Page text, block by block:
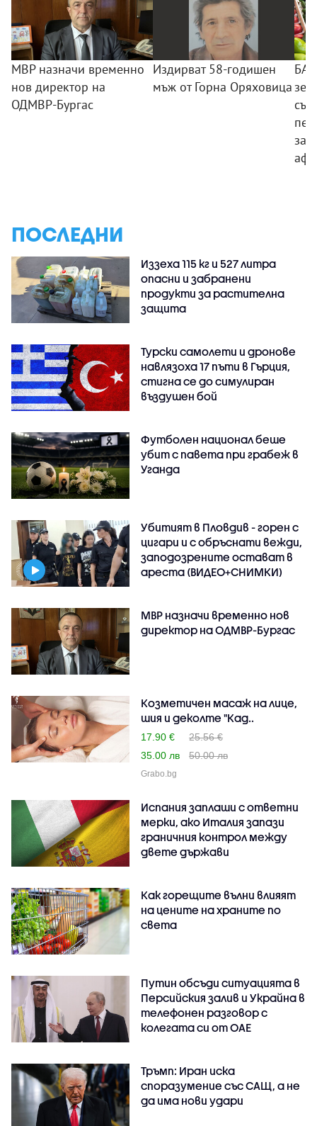
МВР назначи временно
нов директор на
ОДМВР-Бургас
Издирват 58-годишен
мъж от Горна Оряховица
ПОСЛЕДНИ
Иззеха 115 кг и 527 литра
опасни и забранени
продукти за растителна
защита
Турски самолети и дронове
навлязоха 17 пъти в Гърция,
стигна се до симулиран
въздушен бой
Футболен национал беше
убит с павета при грабеж в
Уганда
Убитият в Пловдив - горен с
цигари и с обръснати вежди,
заподозрените остават в
ареста (ВИДЕО+СНИМКИ)
МВР назначи временно нов
директор на ОДМВР-Бургас
Козметичен масаж на лице,
шия и деколте "Кад..
17.90 €
25.56 €
35.00 лв
50.00 лв
Grabo.bg
Испания заплаши с ответни
мерки, ако Италия запази
граничния контрол между
двете държави
Как горещите вълни влияят
на цените на храните по
света
Путин обсъди ситуацията в
Персийския залив и Украйна в
телефонен разговор с
колегата си от ОАЕ
Тръмп: Иран иска
споразумение със САЩ, а не
да има нови удари